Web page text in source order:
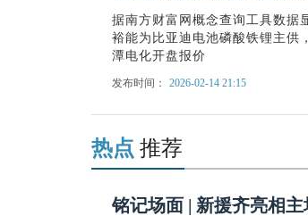
据南方财富网概念查询工具数据
裕能为比亚迪电池磷酸铁锂主供
潭电化开盘报价
发布时间： 2026-02-14 21:15
热点 推荐
铭记场面 | 新援齐亮相